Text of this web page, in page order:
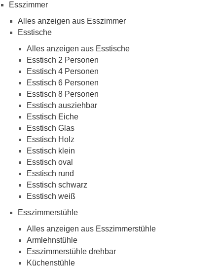
Esszimmer
Alles anzeigen aus Esszimmer
Esstische
Alles anzeigen aus Esstische
Esstisch 2 Personen
Esstisch 4 Personen
Esstisch 6 Personen
Esstisch 8 Personen
Esstisch ausziehbar
Esstisch Eiche
Esstisch Glas
Esstisch Holz
Esstisch klein
Esstisch oval
Esstisch rund
Esstisch schwarz
Esstisch weiß
Esszimmerstühle
Alles anzeigen aus Esszimmerstühle
Armlehnstühle
Esszimmerstühle drehbar
Küchenstühle